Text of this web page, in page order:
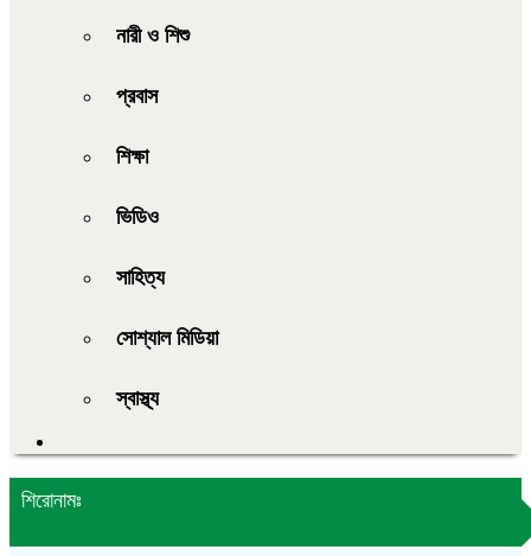
নারী ও শিশু
প্রবাস
শিক্ষা
ভিডিও
সাহিত্য
সোশ্যাল মিডিয়া
স্বাস্থ্য
শিরোনামঃ